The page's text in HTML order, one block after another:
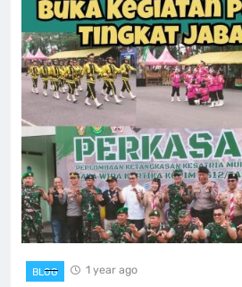
BLOG 1 year ago